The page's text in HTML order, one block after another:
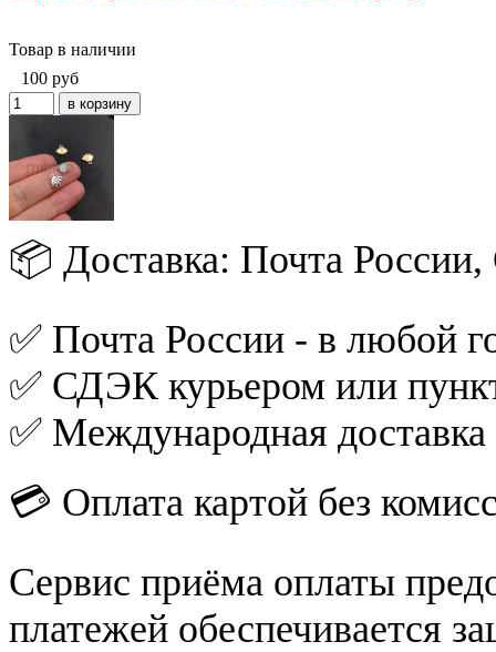
Товар в наличии
100 руб
📦 Доставка: Почта
✅ Почта России - в любой
✅ СДЭК курьером или
✅ Международная
💳 Оплата картой без
Сервис приёма оплаты
платежей обеспечивается